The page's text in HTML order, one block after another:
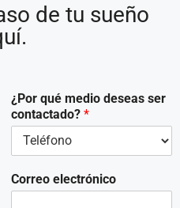
de tu sueño
¿Por qué medio deseas ser
contactado? *
Correo electrónico